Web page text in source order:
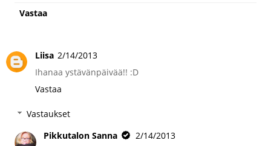
Vastaa
Liisa 2/14/2013
Ihanaa ystävänpäivää!! :D
Vastaa
Vastaukset
Pikkutalon Sanna
2/14/2013